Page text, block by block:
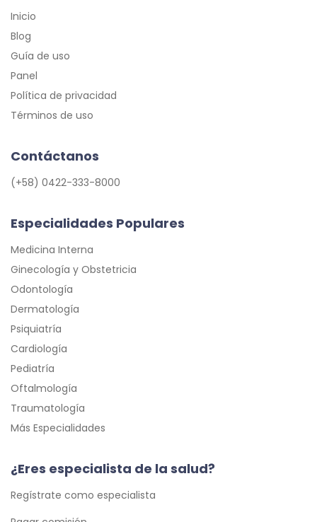
Inicio
Blog
Guía de uso
Panel
Política de privacidad
Términos de uso
Contáctanos
(+58) 0422-333-8000
Especialidades Populares
Medicina Interna
Ginecología y Obstetricia
Odontología
Dermatología
Psiquiatría
Cardiología
Pediatría
Oftalmología
Traumatología
Más Especialidades
¿Eres especialista de la salud?
Regístrate como especialista